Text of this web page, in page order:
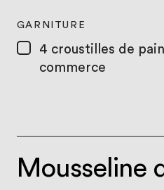
GARNITURE
4 croustilles de
commerce
Mousseline